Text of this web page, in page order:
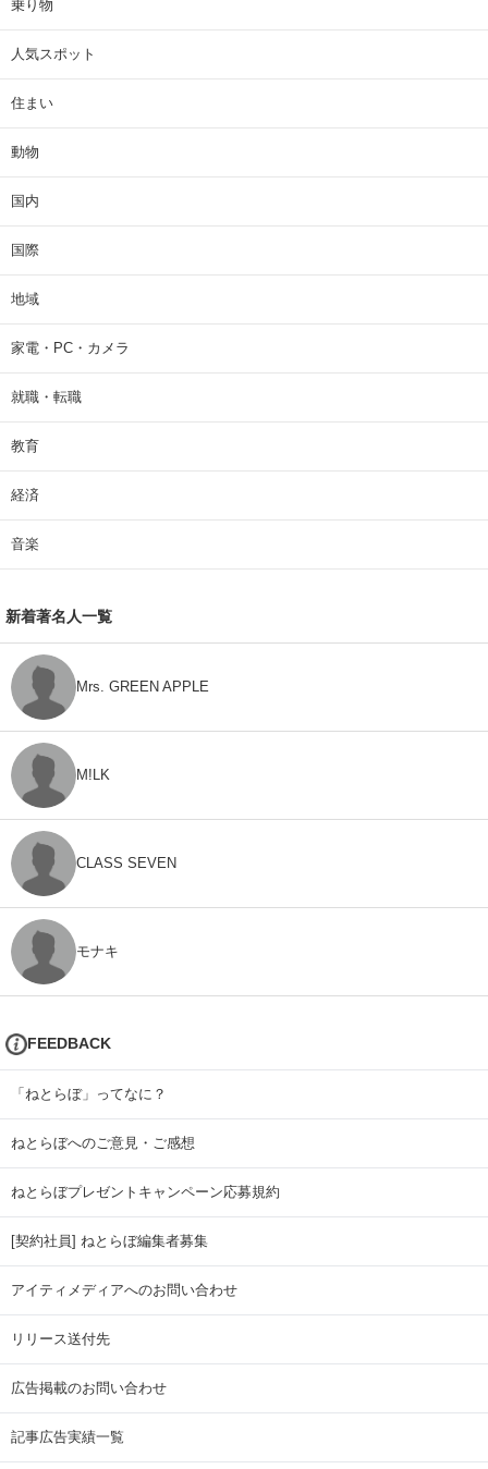
乗り物
人気スポット
住まい
動物
国内
国際
地域
家電・PC・カメラ
就職・転職
教育
経済
音楽
新着著名人一覧
Mrs. GREEN APPLE
M!LK
CLASS SEVEN
モナキ
FEEDBACK
「ねとらぼ」ってなに？
ねとらぼへのご意見・ご感想
ねとらぼプレゼントキャンペーン応募規約
[契約社員] ねとらぼ編集者募集
アイティメディアへのお問い合わせ
リリース送付先
広告掲載のお問い合わせ
記事広告実績一覧